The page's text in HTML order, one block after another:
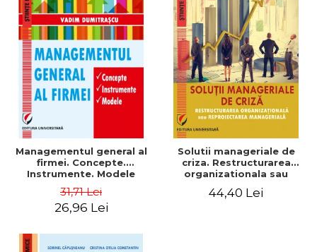
Managementul general al
firmei. Concepte.
Instrumente. Modele
31,71 Lei
26,96 Lei
Solutii manageriale de
criza. Restructurarea
organizationala sau
44,40 Lei